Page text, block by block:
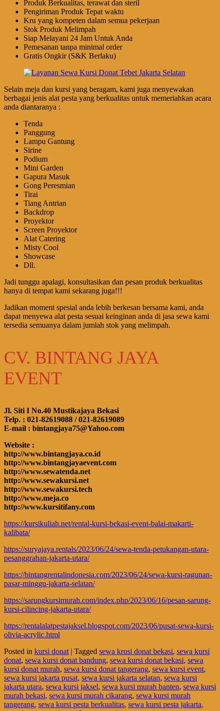
Produk Berkualitas, terawat dan steril
Pengiriman Produk Tepat waktu
Kru yang kompeten dalam semua pekerjaan
Stok Produk Melimpah
Siap Melayani 24 Jam Untuk Anda
Pemesanan tanpa minimal order
Gratis Ongkir (S&K Berlaku)
Selain meja dan kursi yang beragam, kami juga menyewakan
berbagai jenis alat pesta yang berkualitas untuk memeriahkan acara
anda diantaranya :
Tenda
Panggung
Lampu Gantung
Sirine
Podium
Mini Garden
Gapura Masuk
Gong Peresmian
Tirai
Tiang Antrian
Backdrop
Proyektor
Screen Proyektor
Alat Catering
Misty Cool
Showcase
Dll.
Jadi tunggu apalagi, konsultasikan dan pesan produk berkualitas
hanya di tempat kami sekarang juga!!!
Jadikan moment spesial anda lebih berkesan bersama kami, anda
dapat menyewa alat pesta sesuai keinginan anda di jasa sewa kami
tersedia semuanya dalam jumlah stok yang melimpah.
CV. BINTANG JAYA
EVENT
Jl. Siti I No.40 Mustikajaya Bekasi
Telp. : 021-82619088 / 021-82619089
E-mail : bintangjaya75@Yahoo.com
Website :
http://www.bintangjaya.co.id
http://www.bintangjayaevent.com
http://www.sewatenda.net
http://www.sewakursi.net
http://www.sewakursi.tech
http://www.meja.co
http://www.kursitifany.com
https://kursikuliah.net/rental-kursi-bekasi-event-balai-makarti-
kalibata/
https://suryajaya.rentals/2023/06/24/sewa-tenda-petukangan-utara-
pesanggrahan-jakarta-utara/
https://bintangrentalindonesia.com/2023/06/24/sewa-kursi-ragunan-
pasar-minggu-jakarta-selatan/
https://sarungkursimurah.com/index.php/2023/06/16/pesan-sarung-
kursi-cilincing-jakarta-utara/
https://rentalalatpestajaksel.blogspot.com/2023/06/pusat-sewa-kursi-
olivia-acrylic.html
Posted in kursi donat | Tagged sewa krusi donat bekasi, sewa kursi
donat, sewa kursi donat bandung, sewa kursi donat bekasi, sewa
kursi donat murah, sewa kursi donat tangerang, sewa kursi event,
sewa kursi jakarta pusat, sewa kursi jakarta selatan, sewa kursi
jakarta utara, sewa kursi jaksel, sewa kursi murah banten, sewa kursi
murah bekasi, sewa kursi murah cikarang, sewa kursi murah
tangerang, sewa kursi pesta berkualitas, sewa kursi pesta jakarta,